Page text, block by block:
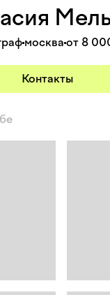
москваот 8
Контакты